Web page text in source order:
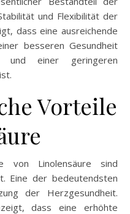
und Flexibilität der
dass eine ausreichende
besseren Gesundheit
und einer geringeren
Vorteile
von Linolensäure sind
Eine der bedeutendsten
der Herzgesundheit.
dass eine erhöhte